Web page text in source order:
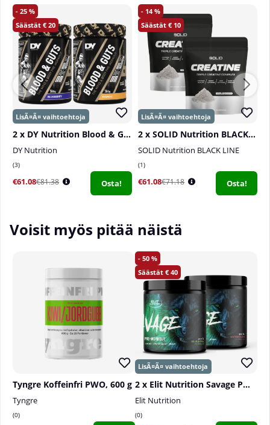
25
20
2 x DY Nutrition Blood & Guts, 380 g
DY Nutrition
3
€61.08€81.38 Osta!
14
10
2 x SOLID Nutrition BLACK LINE Creatine, 400 g
SOLID Nutrition BLACK LINE
1
€61.08€71.18 Osta!
Voisit myös pitää näistä
Tyngre Koffeinfri PWO, 600 g
Tyngre
0
50
40
2 x Elit Nutrition Savage PWO, 300 g
Elit Nutrition
0